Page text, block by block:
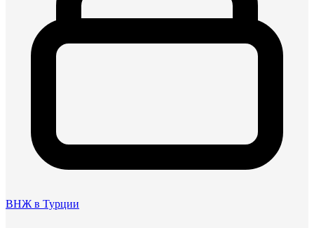
ВНЖ в Турции